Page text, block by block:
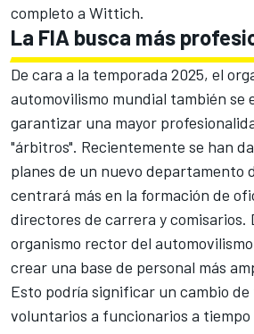
completo a Wittich.
La FIA busca más
De cara a la temporada 2025, el
automovilismo mundial también se
garantizar una mayor
"árbitros". Recientemente se han
planes de un nuevo departamento
centrará más en la formación de
directores de carrera y comisarios.
organismo rector del
crear una base de personal más
Esto podría significar un cambio
voluntarios a funcionarios a